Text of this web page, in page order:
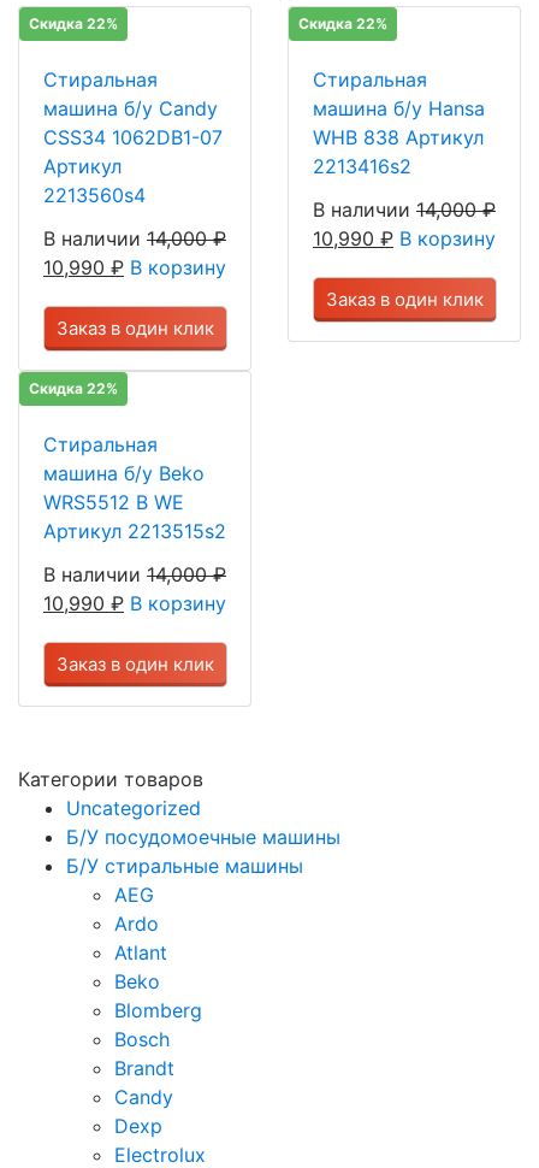
Скидка 22%
Стиральная
машина б/у Candy
CSS34 1062DB1-07
Артикул
2213560s4
В наличии 14,000₽
10,990 ₽ В корзину
Заказ в один клик
Скидка 22%
Стиральная
машина б/у Hansa
WHB 838 Артикул
2213416s2
В наличии 14,000₽
10,990 ₽ В корзину
Заказ в один клик
Скидка 22%
Стиральная
машина б/у Beko
WRS5512 В WE
Артикул 2213515s2
В наличии 14,000₽
10,990 ₽ В корзину
Заказ в один клик
Категории товаров
Uncategorized
Б/У посудомоечные машины
Б/У стиральные машины
AEG
Ardo
Atlant
Beko
Blomberg
Bosch
Brandt
Candy
Dexp
Electrolux